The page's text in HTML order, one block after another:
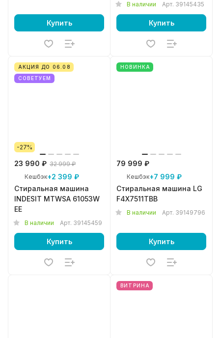
Купить
В наличии Арт. 39145435
Купить
АКЦИЯ ДО 06.08
СОВЕТУЕМ
-27%
23 990 ₽ 32 999 ₽
Кешбэк+2 399 ₽
Стиральная машина
INDESIT MTWSA 61053W
EE
В наличии Арт. 39145459
Купить
НОВИНКА
79 999 ₽
Кешбэк+7 999 ₽
Стиральная машина LG
F4X7511TBB
В наличии Арт. 39149796
Купить
ВИТРИНА